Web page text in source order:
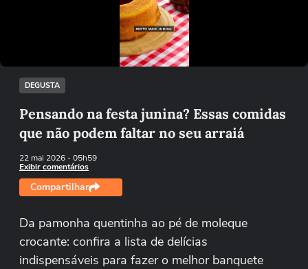
Tentar novamente
DEGUSTA
Pensando na festa junina? Essas comidas
que não podem faltar no seu arraiá
22 mai 2026- 05h59
Exibir comentários
Compartilhar
Da pamonha quentinha ao pé de moleque
crocante: confira a lista de delícias
indispensáveis para fazer o melhor banquete